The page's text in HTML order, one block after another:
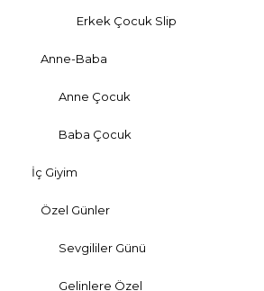
Erkek Çocuk Slip
Anne-Baba
Anne Çocuk
Baba Çocuk
İç Giyim
Özel Günler
Sevgililer Günü
Gelinlere Özel